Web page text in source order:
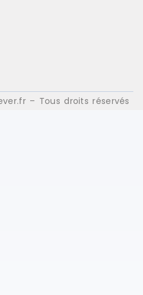
– Tous droits réservés